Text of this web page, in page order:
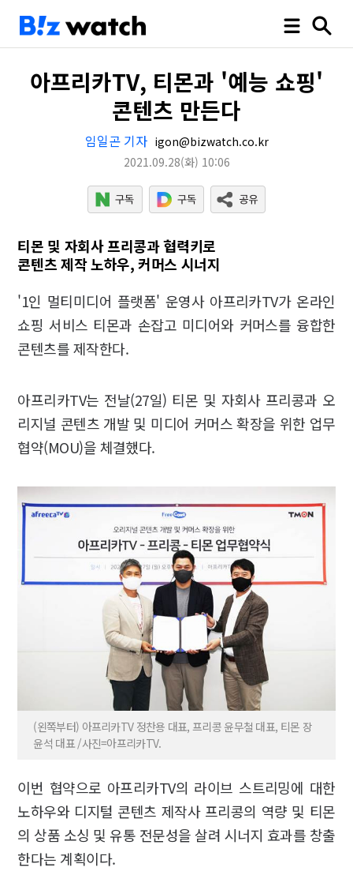
아프리카TV, 티몬과 '예능 쇼핑'
콘텐츠 만든다
임일곤 기자 igon@bizwatch.co.kr
2021.09.28(화) 10:06
티몬 및 자회사 프리콩과 협력키로
콘텐츠 제작 노하우, 커머스 시너지
'1인 멀티미디어 플랫폼' 운영사 아프리카TV가 온라인
쇼핑 서비스 티몬과 손잡고 미디어와 커머스를 융합한
콘텐츠를 제작한다.
아프리카TV는 전날(27일) 티몬 및 자회사 프리콩과 오
리지널 콘텐츠 개발 및 미디어 커머스 확장을 위한 업무
협약(MOU)을 체결했다.
(왼쪽부터) 아프리카TV 정찬용 대표, 프리콩 윤무철 대표, 티몬 장
윤석 대표 /사진=아프리카TV.
이번 협약으로 아프리카TV의 라이브 스트리밍에 대한
노하우와 디지털 콘텐츠 제작사 프리콩의 역량 및 티몬
의 상품 소싱 및 유통 전문성을 살려 시너지 효과를 창출
한다는 계획이다.